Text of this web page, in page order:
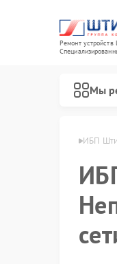
Ремонт устройств
Мы
Штиль в Москве ИБП